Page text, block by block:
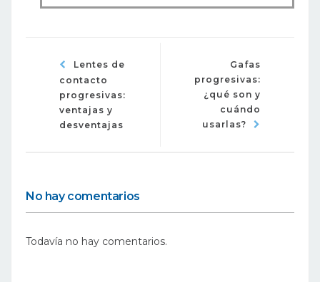
Lentes de
contacto
progresivas:
ventajas y
desventajas
Gafas
progresivas:
¿qué son y
cuándo
usarlas?
No hay comentarios
Todavía no hay comentarios.